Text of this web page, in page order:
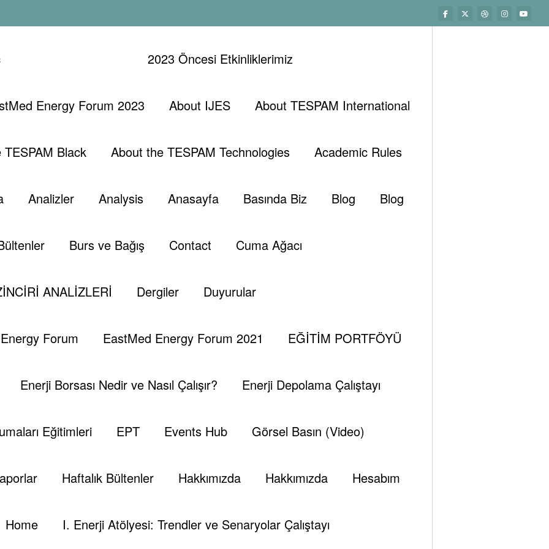
2023 Öncesi Etkinliklerimiz
Energy Forum 2023 About IJES About TESPAM International
Black About the TESPAM Technologies Academic Rules
Analizler Analysis Anasayfa Basında Biz Blog Blog
Burs ve Bağış Contact Cuma Ağacı
ANALİZLERİ Dergiler Duyurular
Forum EastMed Energy Forum 2021 EĞİTİM PORTFÖYÜ
Enerji Borsası Nedir ve Nasıl Çalışır? Enerji Depolama Çalıştayı
Eğitimleri EPT Events Hub Görsel Basın (Video)
Haftalık Bültenler Hakkımızda Hakkımızda Hesabım
Home I. Enerji Atölyesi: Trendler ve Senaryolar Çalıştayı
Enerji Alanında Trump'ın İlk Adımları
,Exxon Mobil Kktc,Oğuzhan Akyener Tespam,Trump Tespambackup@gmail.com
İlk Adımları
da ekibi ile hazırladığı bir ön enerji planını Beyaz Saray’ın resmi internet sitesinden
olan bu planın içeriğindeki önemli ip uçları incelendiğinde;